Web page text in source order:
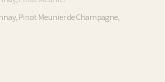
Pinot Meunier de Champagne,